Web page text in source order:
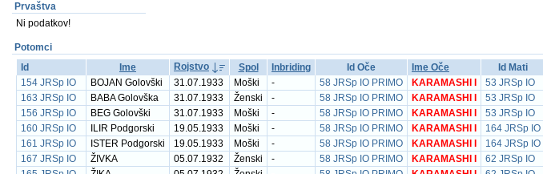
Prvaštva
Ni podatkov!
Potomci
Id
Ime Rojstvo Spol Inbriding Id Oče Ime Oče Id Mati
154 JRSp IO
BOJAN Golovški 31.07.1933 Moški - 58 JRSp IO PRIMO KARAMASHI I 53 JRSp IO
163 JRSp IO
BABA Golovška 31.07.1933 Ženski - 58 JRSp IO PRIMO KARAMASHI I 53 JRSp IO
156 JRSp IO
BEG Golovški 31.07.1933 Moški - 58 JRSp IO PRIMO KARAMASHI I 53 JRSp IO
160 JRSp IO
ILIR Podgorski 19.05.1933 Moški - 58 JRSp IO PRIMO KARAMASHI I 164 JRSp IO
161 JRSp IO
ISTER Podgorski 19.05.1933 Moški - 58 JRSp IO PRIMO KARAMASHI I 164 JRSp IO
167 JRSp IO
ŽIVKA 05.07.1932 Ženski - 58 JRSp IO PRIMO KARAMASHI I 62 JRSp IO